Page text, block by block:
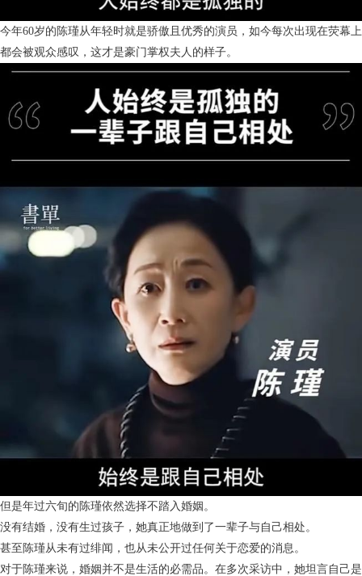
今年60岁的陈瑾从年轻时就是骄傲且优秀的演员，如今每次出现在荧幕上
都会被观众感叹，这才是豪门掌权夫人的样子。
但是年过六旬的陈瑾依然选择不踏入婚姻。
没有结婚，没有生过孩子，她真正地做到了一辈子与自己相处。
甚至陈瑾从未有过绯闻，也从未公开过任何关于恋爱的消息。
对于陈瑾来说，婚姻并不是生活的必需品。在多次采访中，她坦言自己是